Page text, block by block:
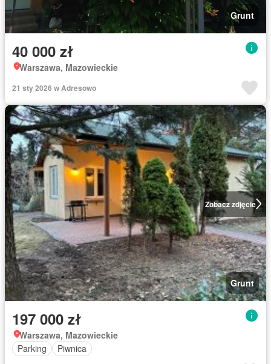
Grunt
40 000 zł
Warszawa, Mazowieckie
21 sty 2026 w Adresowo
Zobacz zdjęcie
Grunt
197 000 zł
Warszawa, Mazowieckie
Parking
Piwnica